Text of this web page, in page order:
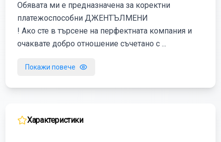
Обявата ми е предназначена за коректни
платежоспособни ДЖЕНТЪЛМЕНИ
! Ако сте в търсене на перфектната компания и
очаквате добро отношение съчетано с ...
Покажи повече
Характеристики